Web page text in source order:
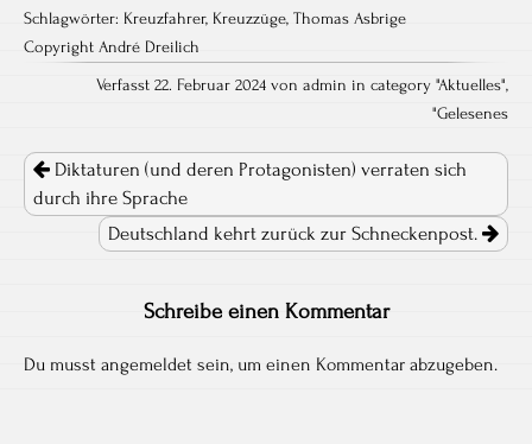
Schlagwörter: Kreuzfahrer, Kreuzzüge, Thomas Asbrige
Copyright André Dreilich
Verfasst 22. Februar 2024 von admin in category "Aktuelles",
"Gelesenes
navigation
Diktaturen (und deren Protagonisten) verraten sich
durch ihre Sprache
Deutschland kehrt zurück zur Schneckenpost.
Schreibe einen Kommentar
Du musst angemeldet sein, um einen Kommentar abzugeben.